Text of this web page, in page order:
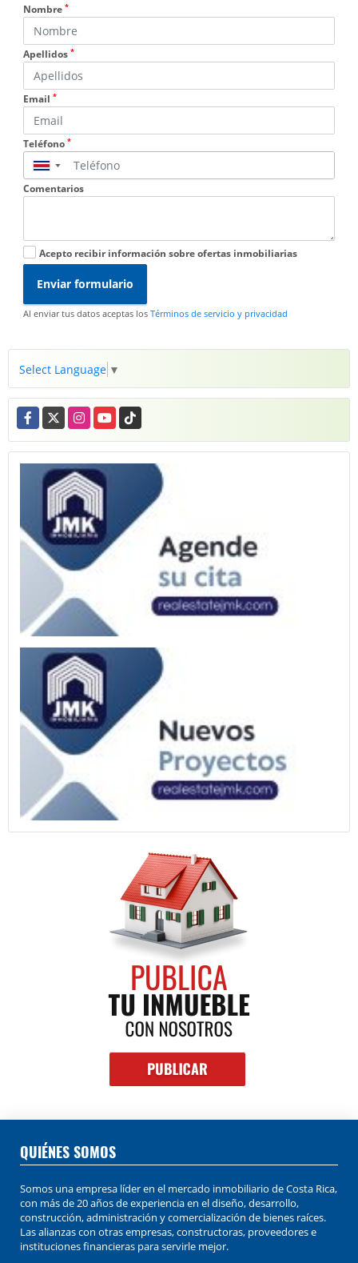
Nombre *
Apellidos *
Email *
Teléfono *
▼
Comentarios
Acepto recibir información sobre ofertas inmobiliarias
Enviar formulario
Al enviar tus datos aceptas los Términos de servicio y privacidad
Select Language ▼
Facebook
X InstagramYouTubeTikTok
QUIÉNES SOMOS
Somos una empresa líder en el mercado inmobiliario de Costa Rica,
con más de 20 años de experiencia en el diseño, desarrollo,
construcción, administración y comercialización de bienes raíces.
Las alianzas con otras empresas, constructoras, proveedores e
instituciones financieras para servirle mejor.